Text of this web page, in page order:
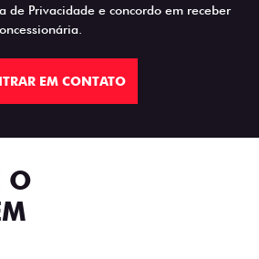
de Privacidade e concordo em receber
EM CONTATO
O